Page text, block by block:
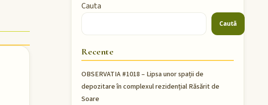
Cauta
Caută
Recente
OBSERVATIA #1018 – Lipsa unor spații de
depozitare în complexul rezidențial Răsărit de
Soare